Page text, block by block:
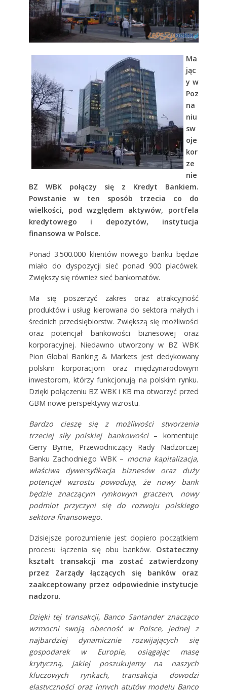
Ma
jąc
y w
Poz
na
niu
sw
oje
kor
ze
nie
BZ WBK połączy się z Kredyt Bankiem.
Powstanie w ten sposób trzecia co do
wielkości, pod względem aktywów, portfela
kredytowego i depozytów, instytucja
finansowa w Polsce.
Ponad 3.500.000 klientów nowego banku będzie
miało do dyspozycji sieć ponad 900 placówek.
Zwiększy się również sieć bankomatów.
Ma się poszerzyć zakres oraz atrakcyjność
produktów i usług kierowana do sektora małych i
średnich przedsiębiorstw. Zwiększą się możliwości
oraz potencjał bankowości biznesowej oraz
korporacyjnej. Niedawno utworzony w BZ WBK
Pion Global Banking & Markets jest dedykowany
polskim korporacjom oraz międzynarodowym
inwestorom, którzy funkcjonują na polskim rynku.
Dzięki połączeniu BZ WBK i KB ma otworzyć przed
GBM nowe perspektywy wzrostu.
Bardzo cieszę się z możliwości stworzenia
trzeciej siły polskiej bankowości– komentuje
Gerry Byrne, Przewodniczący Rady Nadzorczej
Banku Zachodniego WBK – mocna kapitalizacja,
właściwa dywersyfikacja biznesów oraz duży
potencjał wzrostu powodują, że nowy bank
będzie znaczącym rynkowym graczem, nowy
podmiot przyczyni się do rozwoju polskiego
sektora finansowego.
Dzisiejsze porozumienie jest dopiero początkiem
procesu łączenia się obu banków. Ostateczny
kształt transakcji ma zostać zatwierdzony
przez Zarządy łączących się banków oraz
zaakceptowany przez odpowiednie instytucje
nadzoru.
Dzięki tej transakcji, Banco Santander znacząco
wzmocni swoją obecność w Polsce, jednej z
najbardziej dynamicznie rozwijających się
gospodarek w Europie, osiągając masę
krytyczną, jakiej poszukujemy na naszych
kluczowych rynkach, transakcja dowodzi
elastyczności oraz innych atutów modelu Banco